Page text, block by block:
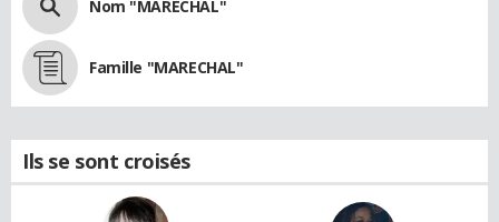
Nom "MARECHAL"
Famille "MARECHAL"
Ils se sont croisés